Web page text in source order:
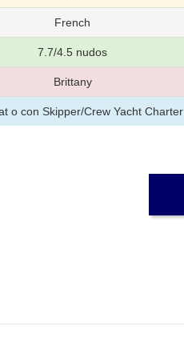
French
7.7/4.5 nudos
Brittany
o con Skipper/Crew Yacht Charter